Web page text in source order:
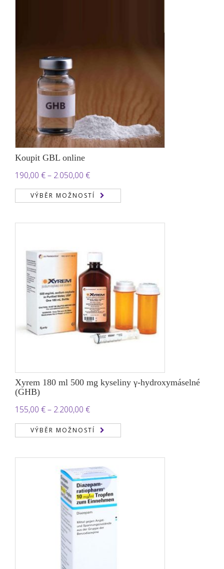
Koupit GBL online
190,00 €– 2.050,00 €Rozpětí
cen:
190,00 €
VÝBĚR MOŽNOSTÍ
Xyrem 180 ml 500 mg kyseliny γ-hydroxymáselné
(GHB)
155,00 €– 2.200,00 €Rozpětí
cen:
155,00 €
2.200,00 €
VÝBĚR MOŽNOSTÍ